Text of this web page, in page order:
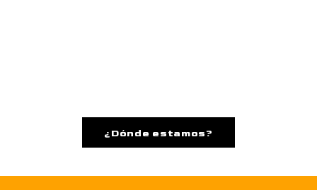
¿Dónde estamos?